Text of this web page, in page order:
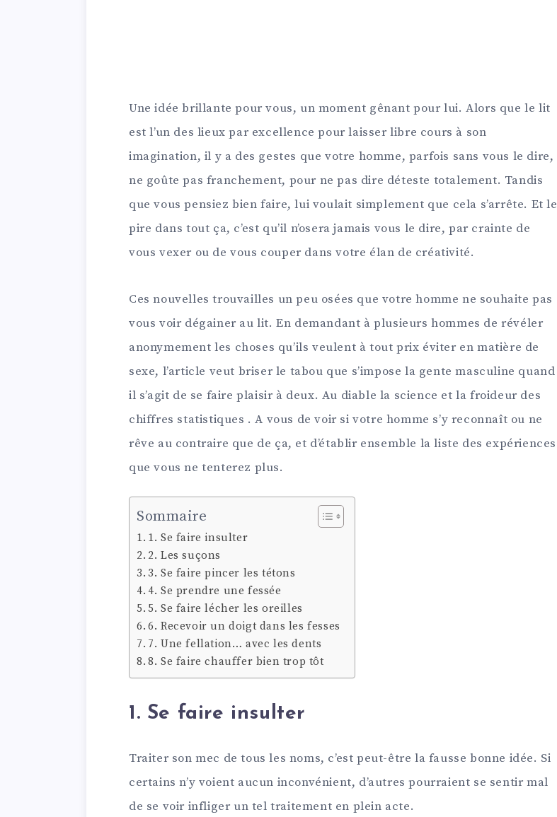
Une idée brillante pour vous, un moment gênant pour lui. Alors que le lit
est l’un des lieux par excellence pour laisser libre cours à son
imagination, il y a des gestes que votre homme, parfois sans vous le dire,
ne goûte pas franchement, pour ne pas dire déteste totalement. Tandis
que vous pensiez bien faire, lui voulait simplement que cela s’arrête. Et le
pire dans tout ça, c’est qu’il n’osera jamais vous le dire, par crainte de
vous vexer ou de vous couper dans votre élan de créativité.
Ces nouvelles trouvailles un peu osées que votre homme ne souhaite pas
vous voir dégainer au lit. En demandant à plusieurs hommes de révéler
anonymement les choses qu’ils veulent à tout prix éviter en matière de
sexe, l’article veut briser le tabou que s’impose la gente masculine quand
il s’agit de se faire plaisir à deux. Au diable la science et la froideur des
chiffres statistiques . A vous de voir si votre homme s’y reconnaît ou ne
rêve au contraire que de ça, et d’établir ensemble la liste des expériences
que vous ne tenterez plus.
Sommaire
1. Se faire insulter
2. Les suçons
3. Se faire pincer les tétons
4. Se prendre une fessée
5. Se faire lécher les oreilles
6. Recevoir un doigt dans les fesses
7. Une fellation… avec les dents
8. Se faire chauffer bien trop tôt
1. Se faire insulter
Traiter son mec de tous les noms, c’est peut-être la fausse bonne idée. Si
certains n’y voient aucun inconvénient, d’autres pourraient se sentir mal
de se voir infliger un tel traitement en plein acte.